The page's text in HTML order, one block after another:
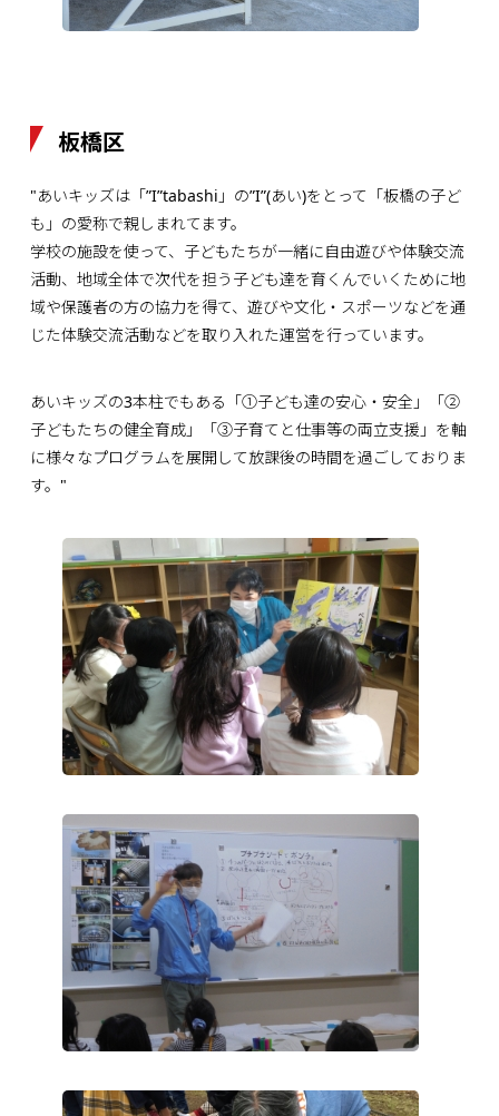
板橋区
"あいキッズは「”I”tabashi」の”I”(あい)をとって「板橋の子ど
も」の愛称で親しまれてます。
学校の施設を使って、子どもたちが一緒に自由遊びや体験交流
活動、地域全体で次代を担う子ども達を育くんでいくために地
域や保護者の方の協力を得て、遊びや文化・スポーツなどを通
じた体験交流活動などを取り入れた運営を行っています。
あいキッズの3本柱でもある「①子ども達の安心・安全」「②
子どもたちの健全育成」「③子育てと仕事等の両立支援」を軸
に様々なプログラムを展開して放課後の時間を過ごしておりま
す。"